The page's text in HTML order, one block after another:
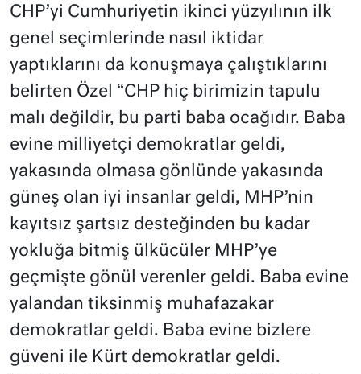
CHP’yi Cumhuriyetin ikinci yüzyılının ilk
genel seçimlerinde nasıl iktidar
yaptıklarını da konuşmaya çalıştıklarını
belirten Özel “CHP hiç birimizin tapulu
malı değildir, bu parti baba ocağıdır. Baba
evine milliyetçi demokratlar geldi,
yakasında olmasa gönlünde yakasında
güneş olan iyi insanlar geldi, MHP’nin
kayıtsız şartsız desteğinden bu kadar
yokluğa bitmiş ülkücüler MHP’ye
geçmişte gönül verenler geldi. Baba evine
yalandan tiksinmiş muhafazakar
demokratlar geldi. Baba evine bizlere
güveni ile Kürt demokratlar geldi.